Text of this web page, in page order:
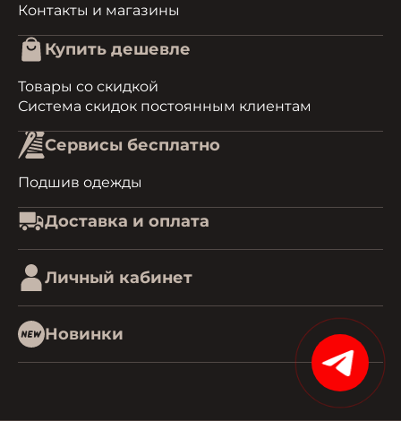
Контакты и магазины
Купить дешевле
Товары со скидкой
Система скидок постоянным клиентам
Сервисы бесплатно
Подшив одежды
Доставка и оплата
Личный кабинет
Новинки
15%